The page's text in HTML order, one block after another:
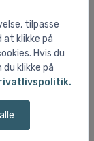
tilpasse
at klikke på
Hvis du
klikke på